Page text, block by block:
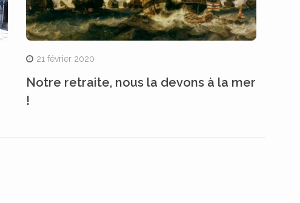
21 février 2020
Notre retraite, nous la devons à la mer
!